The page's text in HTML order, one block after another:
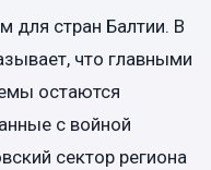
для стран Балтии. В
что главными
остаются
с войной
сектор региона